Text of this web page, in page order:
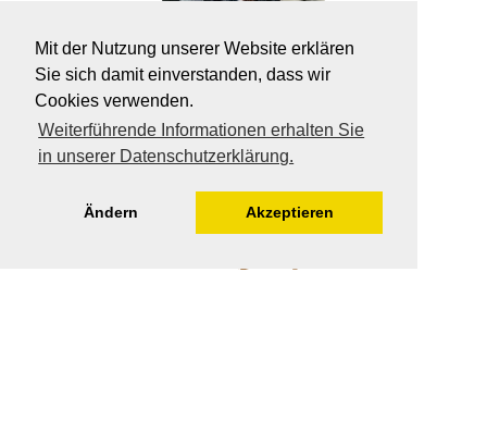
Mit der Nutzung unserer Website erklären
Sie sich damit einverstanden, dass wir
Cookies verwenden.
Weiterführende Informationen erhalten Sie
in unserer Datenschutzerklärung.
Ändern Akzeptieren
EIN ARTIKEL VON
Olivia Rybak